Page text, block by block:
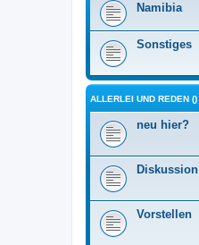
Namibia
Sonstiges
ALLERLEI UND REDEN ()
neu hier?
Diskussion
Vorstellen